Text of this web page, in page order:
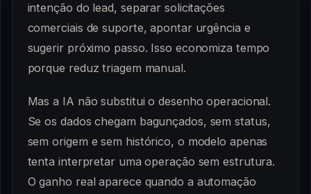
intenção do lead, separar solicitações
comerciais de suporte, apontar urgência e
sugerir próximo passo. Isso economiza tempo
porque reduz triagem manual.
Mas a IA não substitui o desenho operacional.
Se os dados chegam bagunçados, sem status,
sem origem e sem histórico, o modelo apenas
tenta interpretar uma operação sem estrutura.
O ganho real aparece quando a automação